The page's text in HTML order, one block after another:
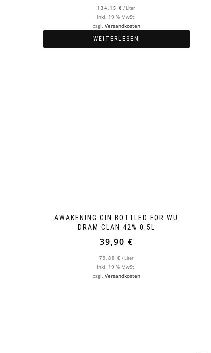
134,15€ / Liter
inkl. 19 % MwSt.
zzgl. Versandkosten
WEITERLESEN
AWAKENING GIN BOTTLED FOR WU
DRAM CLAN 42% 0.5L
39,90 €
79,80 € / Liter
inkl. 19 % MwSt.
zzgl. Versandkosten